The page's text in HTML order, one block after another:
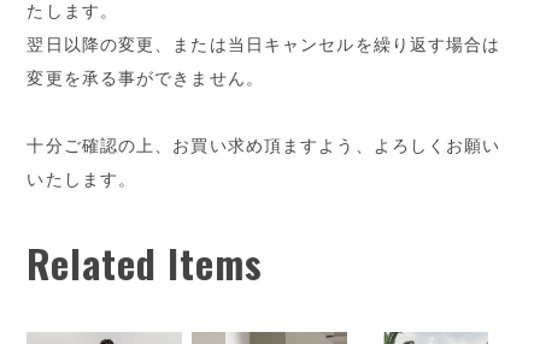
たします。
翌日以降の変更、または当日キャンセルを繰り返す場合は
変更を承る事ができません。
十分ご確認の上、お買い求め頂ますよう、よろしくお願い
いたします。
Related Items